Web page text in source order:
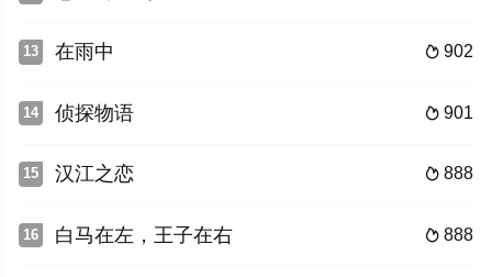
13  902
在雨中
14  901
侦探物语
15  888
汉江之恋
16  888
白马在左，王子在右